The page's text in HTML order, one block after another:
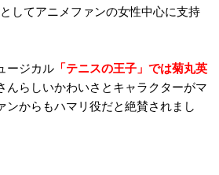
してアニメファンの女性中心に支持
ージカル 「テニスの王子」では菊丸英
んらしいかわいさとキャラクターがマ
ンからもハマリ役だと絶賛されまし